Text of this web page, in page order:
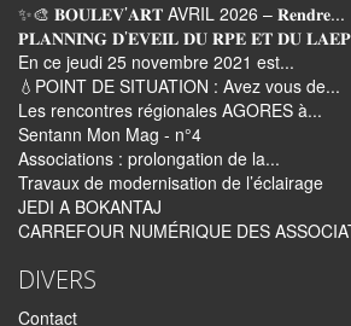
✨🎨 𝐁𝐎𝐔𝐋𝐄𝐕’𝐀𝐑𝐓 AVRIL 2026 – 𝐑𝐞𝐧𝐝𝐫𝐞...
𝐏𝐋𝐀𝐍𝐍𝐈𝐍𝐆 𝐃’𝐄𝐕𝐄𝐈𝐋 𝐃𝐔 𝐑𝐏𝐄 𝐄𝐓 𝐃𝐔 𝐋𝐀𝐄𝐏
En ce jeudi 25 novembre 2021 est...
💧POINT DE SITUATION : Avez vous de...
Les rencontres régionales AGORES à...
Sentann Mon Mag - n°4
Associations : prolongation de la...
Travaux de modernisation de l’éclairage
JEDI A BOKANTAJ
CARREFOUR NUMÉRIQUE DES
DIVERS
Contact